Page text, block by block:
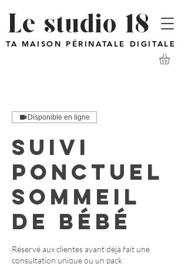
Le studio 18
TA MAISON PÉRINATALE DIGITALE
Disponible en ligne
Suivi
ponctuel
sommeil
de bébé
Réservé aux clientes ayant déjà fait une
consultation unique ou un pack